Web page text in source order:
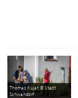
Thomas Kujat © Stadt
Schwandorf